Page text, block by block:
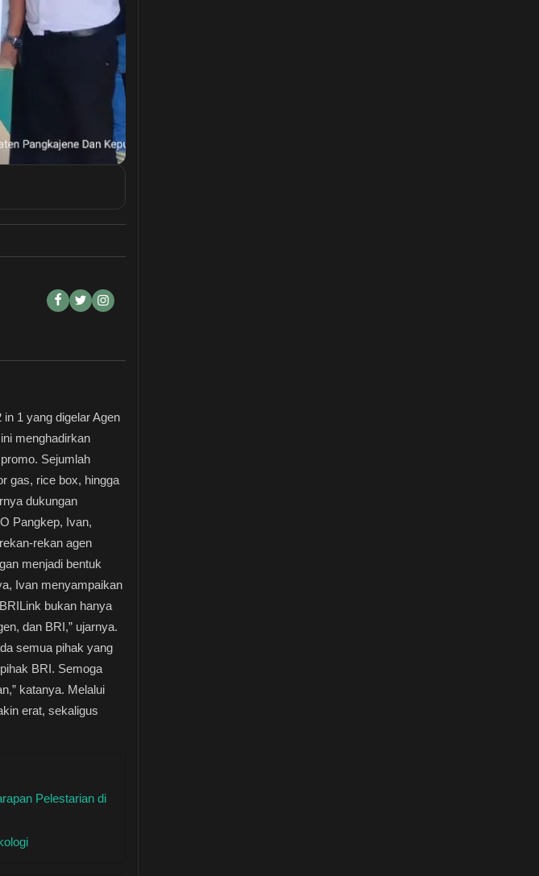
in 1 yang digelar Agen
menghadirkan
Sejumlah
gas, rice box, hingga
dukungan
Pangkep, Ivan,
rekan agen
menjadi bentuk
Ivan menyampaikan
bukan hanya
dan BRI,” ujarnya.
semua pihak yang
BRI. Semoga
katanya. Melalui
erat, sekaligus
Pelestarian di